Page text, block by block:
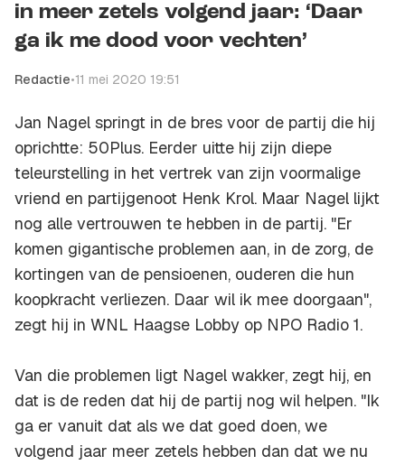
in meer zetels volgend jaar: ‘Daar
ga ik me dood voor vechten’
Redactie•11 mei 2020 19:51
Jan Nagel springt in de bres voor de partij die hij
oprichtte: 50Plus. Eerder uitte hij zijn diepe
teleurstelling in het vertrek van zijn voormalige
vriend en partijgenoot Henk Krol. Maar Nagel lijkt
nog alle vertrouwen te hebben in de partij. "Er
komen gigantische problemen aan, in de zorg, de
kortingen van de pensioenen, ouderen die hun
koopkracht verliezen. Daar wil ik mee doorgaan",
zegt hij in WNL Haagse Lobby op NPO Radio 1.
Van die problemen ligt Nagel wakker, zegt hij, en
dat is de reden dat hij de partij nog wil helpen. "Ik
ga er vanuit dat als we dat goed doen, we
volgend jaar meer zetels hebben dan dat we nu